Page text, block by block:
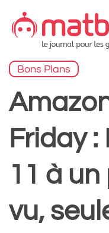
contenu
Bons Plans
Friday :
11 à
vu,